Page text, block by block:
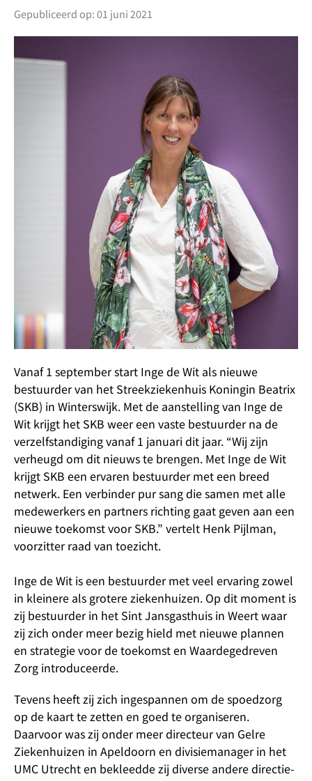
Gepubliceerd op: 01 juni 2021
Vanaf 1 september start Inge de Wit als nieuwe
bestuurder van het Streekziekenhuis Koningin Beatrix
(SKB) in Winterswijk. Met de aanstelling van Inge de
Wit krijgt het SKB weer een vaste bestuurder na de
verzelfstandiging vanaf 1 januari dit jaar. “Wij zijn
verheugd om dit nieuws te brengen. Met Inge de Wit
krijgt SKB een ervaren bestuurder met een breed
netwerk. Een verbinder pur sang die samen met alle
medewerkers en partners richting gaat geven aan een
nieuwe toekomst voor SKB.” vertelt Henk Pijlman,
voorzitter raad van toezicht.
Inge de Wit is een bestuurder met veel ervaring zowel
in kleinere als grotere ziekenhuizen. Op dit moment is
zij bestuurder in het Sint Jansgasthuis in Weert waar
zij zich onder meer bezig hield met nieuwe plannen
en strategie voor de toekomst en Waardegedreven
Zorg introduceerde.
Tevens heeft zij zich ingespannen om de spoedzorg
op de kaart te zetten en goed te organiseren.
Daarvoor was zij onder meer directeur van Gelre
Ziekenhuizen in Apeldoorn en divisiemanager in het
UMC Utrecht en bekleedde zij diverse andere directie-